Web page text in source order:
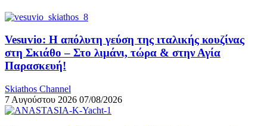
Vesuvio: Η απόλυτη γεύση της ιταλικής κουζίνας
στη Σκιάθο – Στο λιμάνι, τώρα & στην Αγία
Παρασκευή!
Skiathos Channel
7 Αυγούστου 2026 07/08/2026